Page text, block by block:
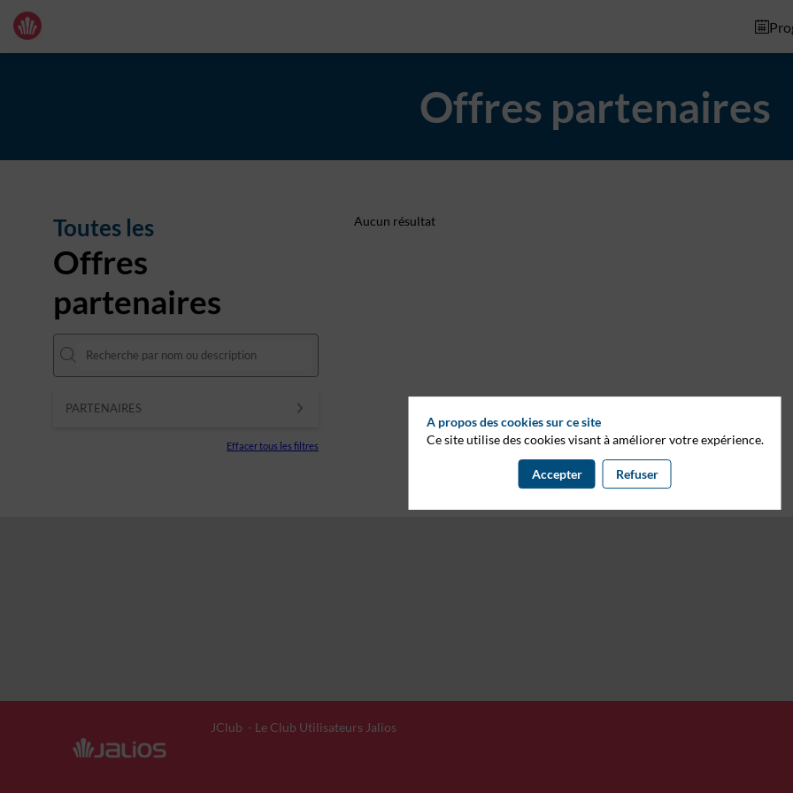
Offres partenaires
Toutes les
Offres
partenaires
PARTENAIRES
Effacer tous les filtres
Aucun résultat
JClub - Le Club Utilisateurs Jalios
A propos des cookies sur ce site
Ce site utilise des cookies visant à améliorer votre expérience.
Accepter Refuser